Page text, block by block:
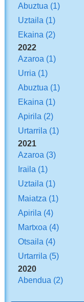
Abuztua (1)
Uztaila (1)
Ekaina (2)
2022
Azaroa (1)
Urria (1)
Abuztua (1)
Ekaina (1)
Apirila (2)
Urtarrila (1)
2021
Azaroa (3)
Iraila (1)
Uztaila (1)
Maiatza (1)
Apirila (4)
Martxoa (4)
Otsaila (4)
Urtarrila (5)
2020
Abendua (2)